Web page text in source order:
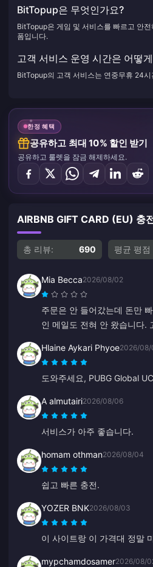
BitTopup은 무엇인가요?
BitTopup은 게임 및 서비스를 빠르고 안
폼입니다.
고객 서비스 운영 시간은 어떻
BitTopup의 고객 서비스는 연중무휴 24
한정 혜택
공유하고 최대 10% 할인 받기
공유하고 룰렛을 잠금 해제하세요.
AIRBNB GIFT CARD (EU) 충
총 리뷰: 690 평균 평점
Mia Becca2026/08/02
주문은 안 들어갔는데 돈만
인 메일도 전혀 안 왔습니다.
요.
Hlaine Aykari Phyoe2026/08/
도와주세요, PUBG Global
A almutairi2026/08/06
서비스가 아주 좋습니다.
homam othman2026/08/04
쉽고 빠른 충전.
YOZER BNK2026/08/03
이 사이트랑 이 가격대 정말
mypchamdosamer2026/08/